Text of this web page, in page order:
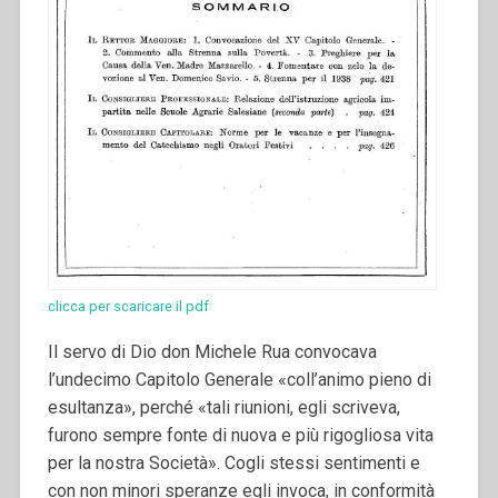
clicca per scaricare il pdf
Il servo di Dio don Michele Rua convocava
l’undecimo Capitolo Generale «coll’animo pieno di
esultanza», perché «tali riunioni, egli scriveva,
furono sempre fonte di nuova e più rigogliosa vita
per la nostra Società». Cogli stessi sentimenti e
con non minori speranze egli invoca, in conformità